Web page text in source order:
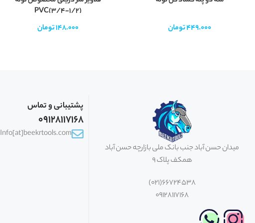
449.000تومان
PVC(3/4-1/2)
148.000تومان
میدان حسن آباد جنب بانک ملی بازارچه حسن آباد
همکف پلاک 9
66724538(021)
09128117168
پشتیبانی و تماس
09128117168
Info[at]beekrtools.com